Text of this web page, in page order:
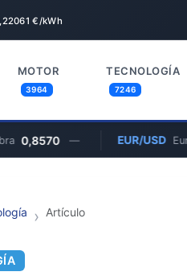
€/kWh
MOTOR
3964
TECNOLOGÍA
7246
0,8570 — EUR/USD
Artículo